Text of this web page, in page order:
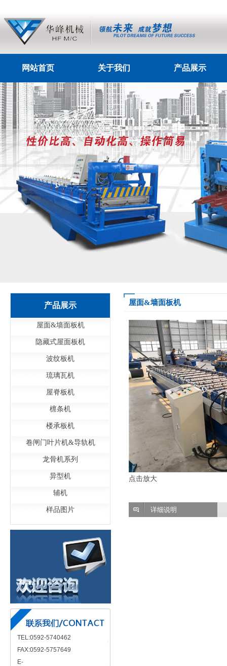
网站首页 关于我们 产品展示
产品展示
屋面&墙面板机
隐藏式屋面板机
波纹板机
琉璃瓦机
屋脊板机
檩条机
楼承板机
卷闸门叶片机&导轨机
龙骨机系列
异型机
辅机
样品图片
TEL:0592-5740462
FAX:0592-5757649
E-
屋面&墙面板机
点击放大
详细说明